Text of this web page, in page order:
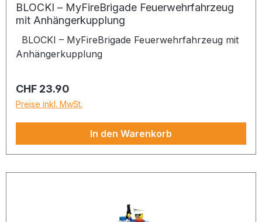
BLOCKI – MyFireBrigade Feuerwehrfahrzeug
mit Anhängerkupplung
BLOCKI – MyFireBrigade Feuerwehrfahrzeug mit
Anhängerkupplung
Regulärer Preis:
CHF 23.90
Preise inkl. MwSt.
In den Warenkorb